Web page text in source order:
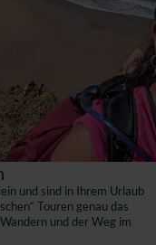
und sind in Ihrem Urlaub
Touren genau das
und der Weg im